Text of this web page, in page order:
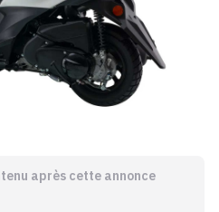
après cette annonce